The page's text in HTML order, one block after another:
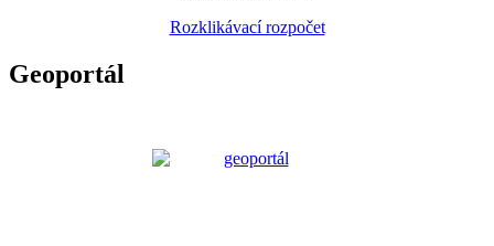
Rozklikávací rozpočet
Geoportál